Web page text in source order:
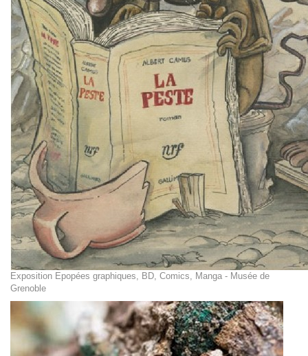
Exposition Epopées graphiques, BD, Comics, Manga - Musée de
Grenoble